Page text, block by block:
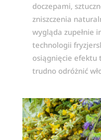
doczepami,
zniszczenia
wygląda zupełnie
technologii
osiągnięcie efektu
trudno odróżnić